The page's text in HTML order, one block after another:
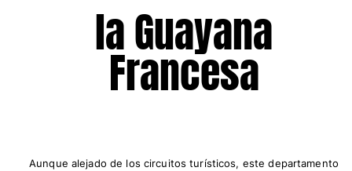
la Guayana
Francesa
Aunque alejado de los circuitos turísticos, este departamento